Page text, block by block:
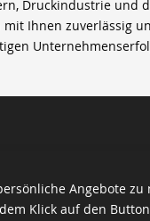
Druckindustrie
Ihnen zuverlässig
Angebote zu
Klick auf den Button